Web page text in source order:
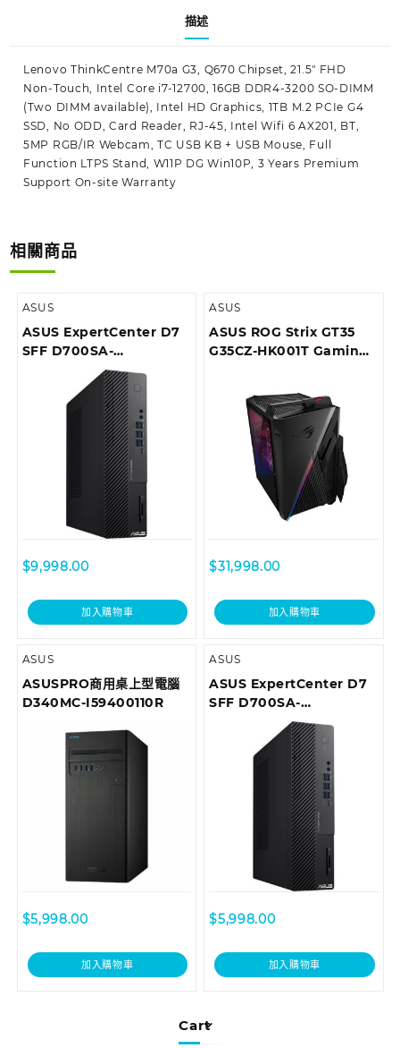
Cart
描述
Lenovo ThinkCentre M70a G3, Q670 Chipset, 21.5″ FHD
Non-Touch, Intel Core i7-12700, 16GB DDR4-3200 SO-DIMM
(Two DIMM available), Intel HD Graphics, 1TB M.2 PCIe G4
SSD, No ODD, Card Reader, RJ-45, Intel Wifi 6 AX201, BT,
5MP RGB/IR Webcam, TC USB KB + USB Mouse, Full
Function LTPS Stand, W11P DG Win10P, 3 Years Premium
Support On-site Warranty
相關商品
ASUS
ASUS ExpertCenter D7
SFF D700SA-
710700018T Desktop
$9,998.00
加入購物車
ASUS
ASUS ROG Strix GT35
G35CZ-HK001T Gaming
$31,998.00
加入購物車
ASUS
ASUSPRO商用桌上型電腦
D340MC-I59400110R
$5,998.00
加入購物車
ASUS
ASUS ExpertCenter D7
SFF D700SA-
510400052T Desktop
$5,998.00
加入購物車